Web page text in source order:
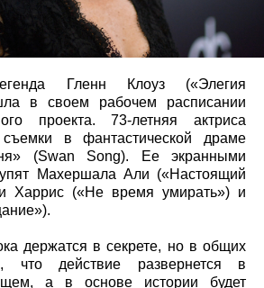
Гленн Клоуз («Элегия
в своем рабочем расписании
проекта. 73-летняя актриса
в фантастической драме
(Swan Song). Ее экранными
Махершала Али («Настоящий
Харрис («Не время умирать») и
держатся в секрете, но в общих
что действие развернется в
а в основе истории будет